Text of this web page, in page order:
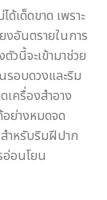
เด็ดขาด เพราะ
งอันตรายในการ
วนี้จะเข้ามาช่วย
รอบดวงและริม
ครื่องสำอาง
อย่างหมดจด
ำหรับริมฝีปาก
อ่อนโยน